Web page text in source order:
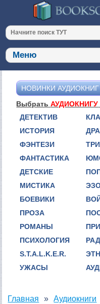
НОВИНКИ АУДИОКНИГ
ВыбратьАУДИОКНИГУ
ДЕТЕКТИВ
ИСТОРИЯ
ФЭНТЕЗИ
ФАНТАСТИКА
ДЕТСКИЕ
МИСТИКА
БОЕВИКИ
ПРОЗА
РОМАНЫ
ПСИХОЛОГИЯ
S.T.A.L.K.E.R.
УЖАСЫ
Главная Аудиокниги